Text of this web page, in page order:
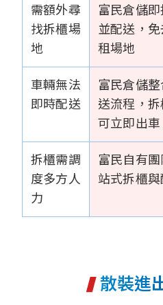
需額外尋
找拆櫃場
地
富民倉儲
並配送，
租場地
車輛無法
即時配送
富民倉儲
送流程，
可立即出車
拆櫃需調
度多方人
力
富民自有
站式拆櫃
散裝進